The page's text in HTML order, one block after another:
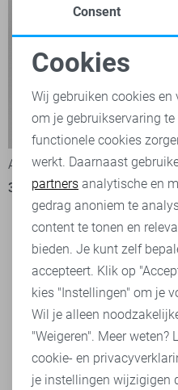
Antony Morato Polo
39,50 79,00
Noodzakelijke cookies
Personalisatie
Analytische cookies
Marketing cookies
Consent
Cookies
Wij gebruiken cookies en
om je gebruikservaring te
functionele cookies
werkt. Daarnaast
partners analytische en
gedrag anoniem te
content te tonen en
bieden. Je kunt zelf
accepteert. Klik op
kies "Instellingen" om je
Wil je alleen
"Weigeren". Meer weten?
cookie- en
je instellingen wijzigigen